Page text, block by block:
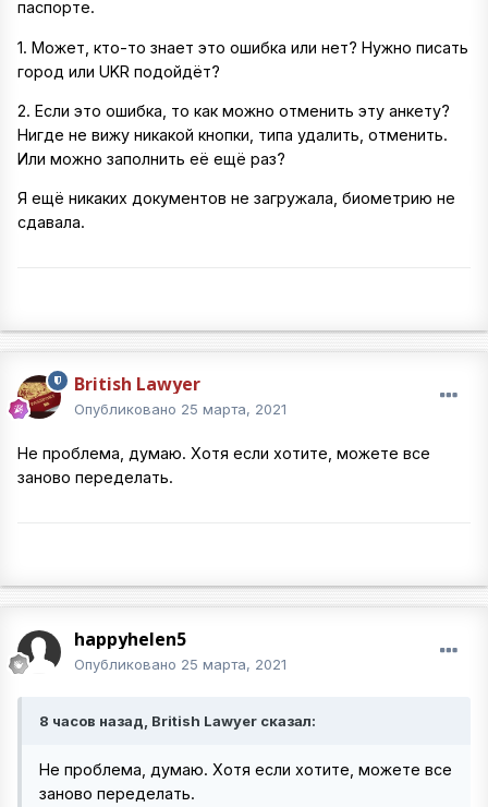
паспорте.
1. Может, кто-то знает это ошибка или нет? Нужно писать
город или UKR подойдёт?
2. Если это ошибка, то как можно отменить эту анкету?
Нигде не вижу никакой кнопки, типа удалить, отменить.
Или можно заполнить её ещё раз?
Я ещё никаких документов не загружала, биометрию не
сдавала.
British Lawyer
Опубликовано 25 марта, 2021
Не проблема, думаю. Хотя если хотите, можете все
заново переделать.
happyhelen5
Опубликовано 25 марта, 2021
8 часов назад, British Lawyer сказал:
Не проблема, думаю. Хотя если хотите, можете все
заново переделать.